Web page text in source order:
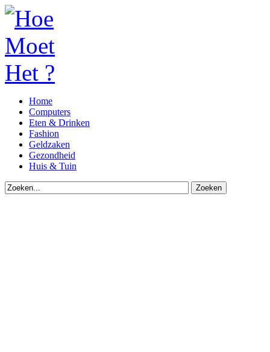
Home
Computers
Eten & Drinken
Fashion
Geldzaken
Gezondheid
Huis & Tuin